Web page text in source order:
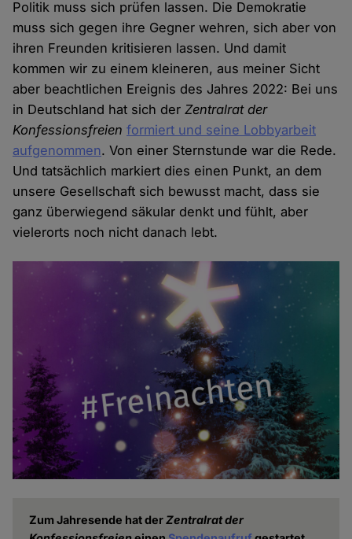
Politik muss sich prüfen lassen. Die Demokratie
muss sich gegen ihre Gegner wehren, sich aber von
ihren Freunden kritisieren lassen. Und damit
kommen wir zu einem kleineren, aus meiner Sicht
aber beachtlichen Ereignis des Jahres 2022: Bei uns
in Deutschland hat sich derZentralrat der
Konfessionsfreien formiert und seine Lobbyarbeit
aufgenommen. Von einer Sternstunde war die Rede.
Und tatsächlich markiert dies einen Punkt, an dem
unsere Gesellschaft sich bewusst macht, dass sie
ganz überwiegend säkular denkt und fühlt, aber
vielerorts noch nicht danach lebt.
Zum Jahresende hat derZentralrat der